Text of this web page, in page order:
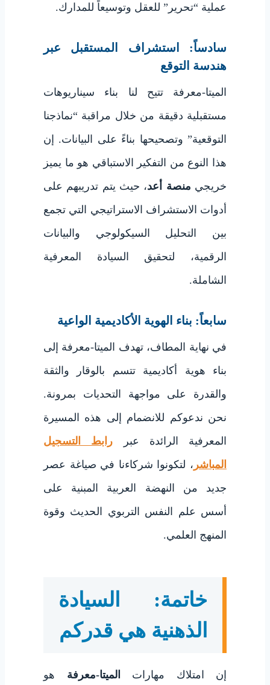
عملية “تحرير” للعقل وتوسيعاً للمدارك.
سادساً: استشراف المستقبل عبر
هندسة التوقع
الميتا-معرفة تتيح لنا بناء سيناريوهات
مستقبلية دقيقة من خلال مراقبة “نماذجنا
التوقعية” وتصحيحها بناءً على البيانات. إن
هذا النوع من التفكير الاستباقي هو ما يميز
خريجي منصة أعد، حيث يتم تدريبهم على
أدوات الاستشراف الاستراتيجي التي تجمع
بين التحليل السيكولوجي والبيانات
الرقمية، لتحقيق السيادة المعرفية
الشاملة.
سابعاً: بناء الهوية الأكاديمية الواعية
في نهاية المطاف، تهدف الميتا-معرفة إلى
بناء هوية أكاديمية تتسم بالوقار والثقة
والقدرة على مواجهة التحديات بمرونة.
نحن ندعوكم للانضمام إلى هذه المسيرة
المعرفية الرائدة عبر رابط التسجيل
المباشر ، لتكونوا شركاءنا في صياغة عصر
جديد من النهضة العربية المبنية على
أسس علم النفس التربوي الحديث وقوة
المنهج العلمي.
خاتمة: السيادة
الذهنية هي قدركم
إن امتلاك مهارات الميتا-معرفة هو